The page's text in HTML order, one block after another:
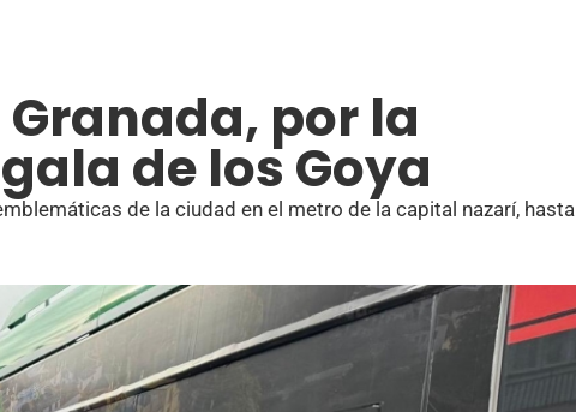
Granada, por la
de los Goya
de la ciudad en el metro de la capital nazarí, hasta